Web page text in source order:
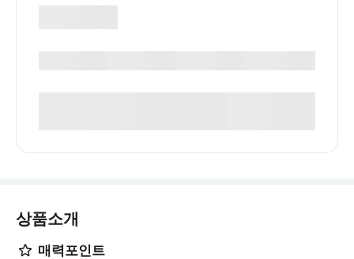
상품소개
매력포인트